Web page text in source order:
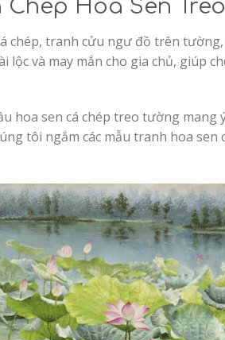
Chép Hoa Sen
chép, tranh cửu ngư đồ trên
lộc và may mắn cho gia chủ, giúp
hoa sen cá chép treo tường
tôi ngắm các mẫu tranh hoa